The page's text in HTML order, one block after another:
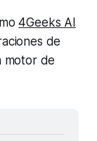
4Geeks AI
de
motor de